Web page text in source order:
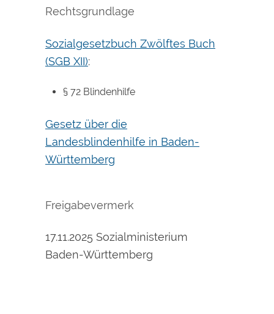
Rechtsgrundlage
Sozialgesetzbuch Zwölftes Buch
(SGB XII):
§ 72 Blindenhilfe
Gesetz über die
Landesblindenhilfe in Baden-
Württemberg
Freigabevermerk
17.11.2025 Sozialministerium
Baden-Württemberg